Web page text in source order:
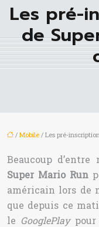
Les pré-
de
/ Mobile / Les pré-
Beaucoup
Super Mario Run
américain lors de
que depuis ce
le GooglePlaypour